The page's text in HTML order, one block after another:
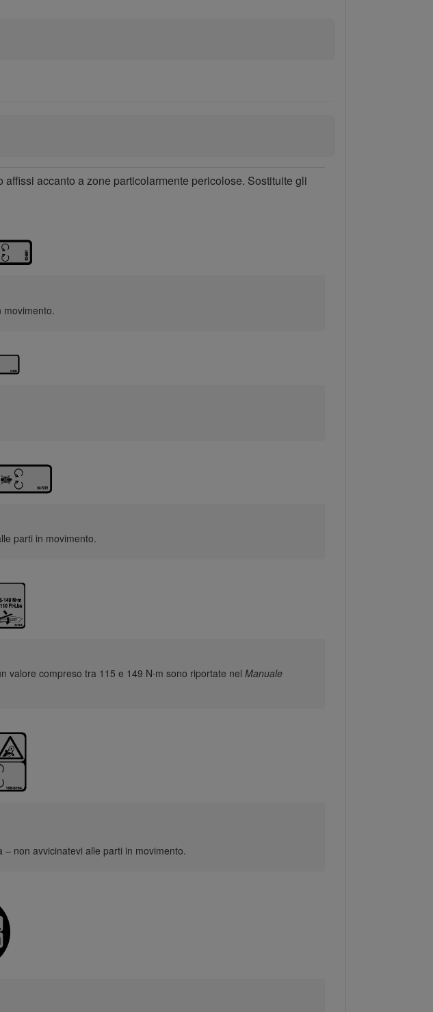
accanto a zone particolarmente pericolose. Sostituite gli
movimento.
parti in movimento.
valore compreso tra 115 e 149 N∙m sono riportate nel Manuale
non avvicinatevi alle parti in movimento.